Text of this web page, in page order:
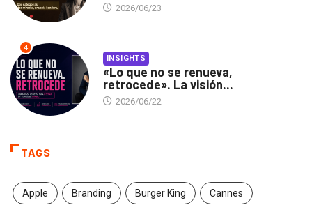
2026/06/23
4
INSIGHTS
«Lo que no se renueva,
retrocede». La visión...
2026/06/22
TAGS
Apple Branding Burger King Cannes